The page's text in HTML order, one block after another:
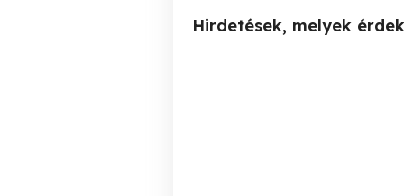
Hirdetések, melyek